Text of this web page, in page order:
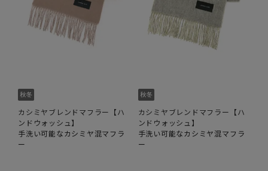
カシミヤブレンドマフラー【ハ
ンドウォッシュ】
手洗い可能なカシミヤ混マフラ
ー
カシミヤブレンドマフラー【ハ
ンドウォッシュ】
手洗い可能なカシミヤ混マフラ
ー